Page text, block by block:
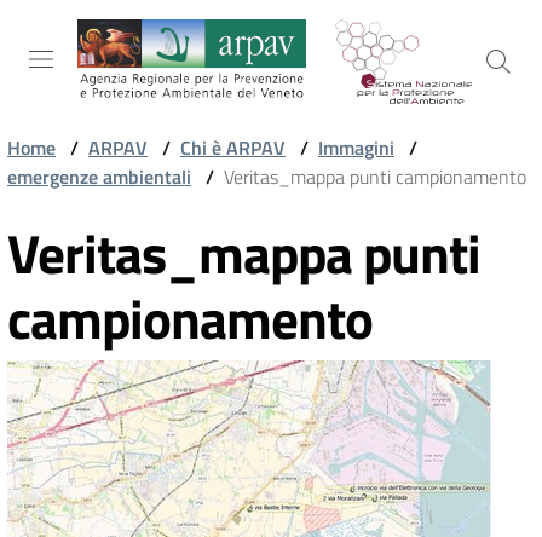
Salta al contenuto
Salta alla navigazione
Salta al footer
ARPAV
AMBIENTALI
TERRITORIO
SERVIZI
Home / ARPAV / Chi è ARPAV / Immagini /
emergenze ambientali / Veritas_mappa punti campionamento
Veritas_mappa punti
campionamento